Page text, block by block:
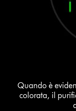
Quando è
colorata, il